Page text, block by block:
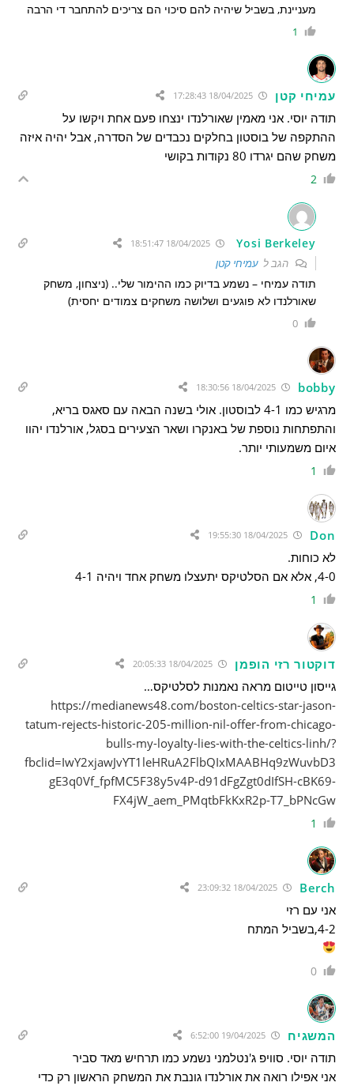
מעניינת, בשביל שיהיה להם סיכוי הם צריכים להתחבר די הרבה
1
עמיחי קטן
תודה יוסי. אני מאמין שאורלנדו ינצחו פעם אחת ויקשו על
ההתקפה של בוסטון בחלקים נכבדים של הסדרה, אבל יהיה איזה
משחק שהם יגרדו 80 נקודות בקושי
2
Yosi Berkeley
הגב לעמיחי קטן
תודה עמיחי – נשמע בדיוק כמו ההימור שלי.. (ניצחון, משחק
שאורלנדו לא פוגעים ושלושה משחקים צמודים יחסית)
0
bobby
מרגיש כמו 4-1 לבוסטון. אולי בשנה הבאה עם סאגס בריא,
והתפתחות נוספת של באנקרו ושאר הצעירים בסגל, אורלנדו יהוו
איום משמעותי יותר.
1
Don
לא כוחות.
4-0, אלא אם הסלטיקס יתעצלו משחק אחד ויהיה 4-1
1
דוקטור רזי הופמן
גייסון טייטום מראה נאמנות לסלטיקס…
https://medianews48.com/boston-celtics-star-jason-
tatum-rejects-historic-205-million-nil-offer-from-chicago-
bulls-my-loyalty-lies-with-the-celtics-linh/?
fbclid=IwY2xjawJvYT1leHRuA2FlbQIxMAABHq9zWuvbD3
gE3q0Vf_fpfMC5F38y5v4P-d91dFgZgt0dIfSH-cBK69-
FX4jW_aem_PMqtbFkKxR2p-T7_bPNcGw
1
Berch
אני עם רזי
4-2,בשביל המתח
0
המשגיח
תודה יוסי. סוויפ ג'נטלמני נשמע כמו תרחיש מאד סביר
אני אפילו רואה את אורלנדו גונבת את המשחק הראשון רק כדי